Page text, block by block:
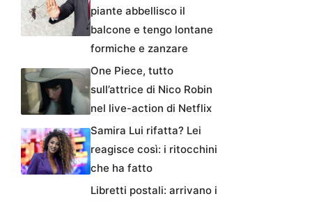
piante abbellisco il
balcone e tengo lontane
formiche e zanzare
One Piece, tutto
sull’attrice di Nico Robin
nel live-action di Netflix
Samira Lui rifatta? Lei
reagisce così: i ritocchini
che ha fatto
Libretti postali: arrivano i